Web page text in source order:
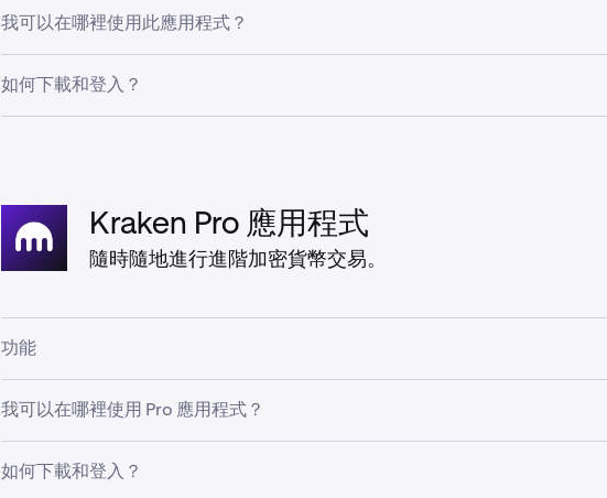
使用支付卡或 ACH 網上銀行購買。
存入和提取現金及加密貨幣。
多重資產投資：在單一投資組合管理加密貨幣、股票（包括 xStocks）及
儲存你喜愛的加密貨幣。
透過 xStocks 參與 IPO：符合資格的 Kraken 客戶可透過 Kraken 應用程式
與美國上市公司代幣化 IPO。
我可以在哪裡使用此應用程式？
此應用程式適用於所有地區（除克里米亞、頓涅茨克、盧甘斯克、古巴、伊朗
亞以外）。
如何下載和登入？
Kraken Pro 應用程式
隨時隨地進行進階加密貨幣交易。
功能
專業交易體驗，專為進階用戶設計。
以最高 5 倍槓桿進行孖展*交易（如符合資格）。
以最高 50 倍槓桿進行期貨交易
我可以在哪裡使用 Pro 應用程式？
此應用程式適用於所有地區（除克里米亞、頓涅茨克、盧甘斯克、古巴、伊朗
亞以外）。
如何下載和登入？